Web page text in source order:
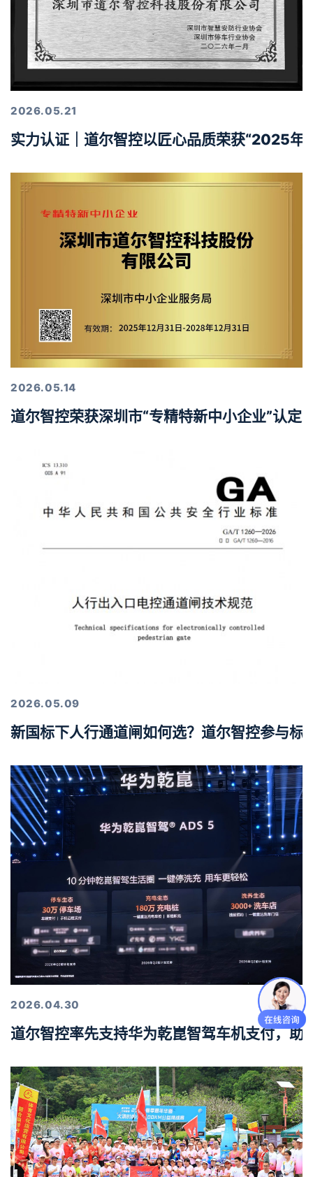
2026.05.21
实力认证｜道尔智控以匠心品质荣获“2025年
2026.05.14
道尔智控荣获深圳市“专精特新中小企业”认定
2026.05.09
新国标下人行通道闸如何选？道尔智控参与标
2026.04.30
道尔智控率先支持华为乾崑智驾车机支付，助